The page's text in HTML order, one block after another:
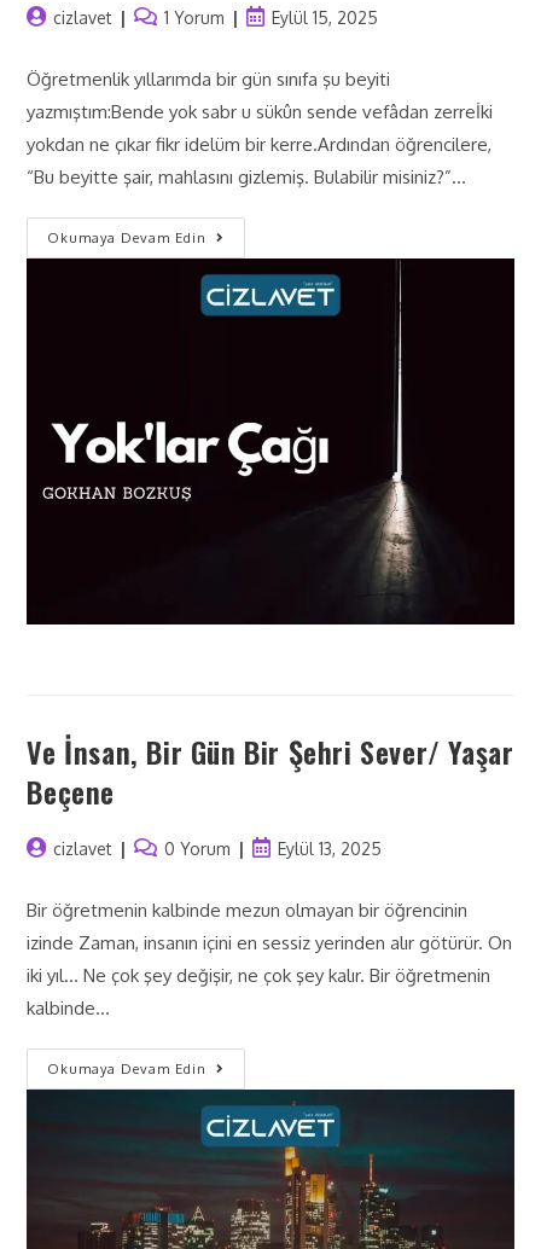
cizlavet 1 Yorum Eylül 15, 2025
Öğretmenlik yıllarımda bir gün sınıfa şu beyiti
yazmıştım:Bende yok sabr u sükûn sende vefâdan zerreİki
yokdan ne çıkar fikr idelüm bir kerre.Ardından öğrencilere,
“Bu beyitte şair, mahlasını gizlemiş. Bulabilir misiniz?”…
Okumaya Devam Edin
Ve İnsan, Bir Gün Bir Şehri Sever/ Yaşar
Beçene
cizlavet 0 Yorum Eylül 13, 2025
Bir öğretmenin kalbinde mezun olmayan bir öğrencinin
izinde Zaman, insanın içini en sessiz yerinden alır götürür. On
iki yıl… Ne çok şey değişir, ne çok şey kalır. Bir öğretmenin
kalbinde…
Okumaya Devam Edin